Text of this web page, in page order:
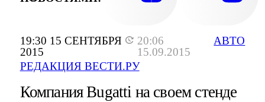
19:30 15 СЕНТЯБРЯ
2015
20:06
15.09.2015
РЕДАКЦИЯ ВЕСТИ.РУ
АВТО
Компания Bugatti на своем стенде